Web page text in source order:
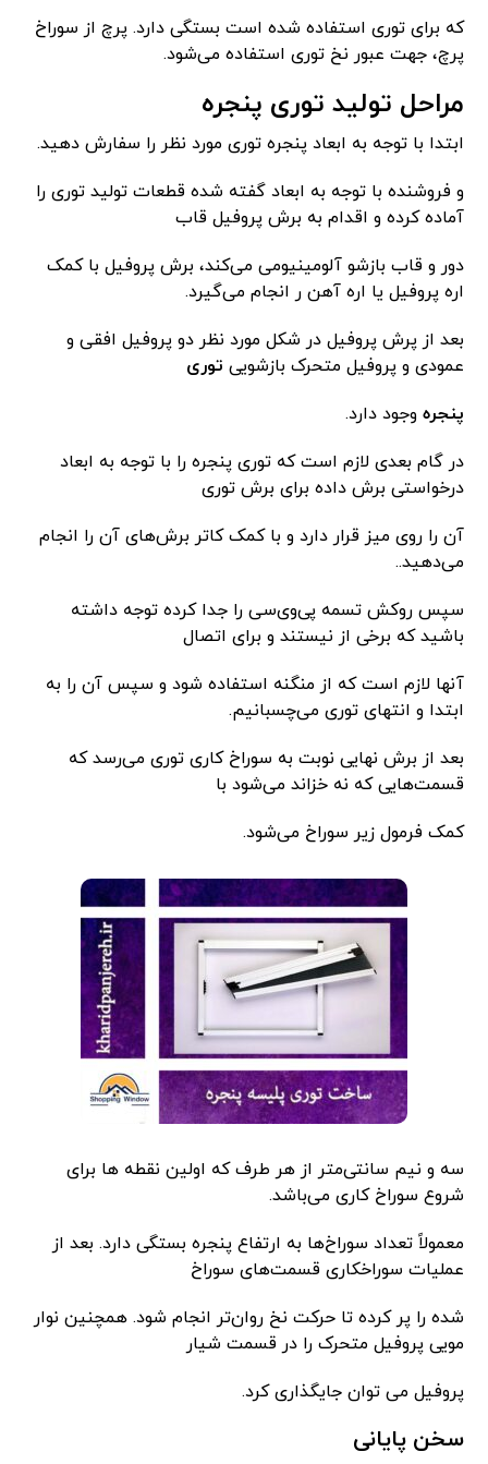
که برای توری استفاده شده است بستگی دارد. پرچ از سوراخ
پرچ، جهت عبور نخ توری استفاده می‌شود.
مراحل تولید توری پنجره
ابتدا با توجه به ابعاد پنجره توری مورد نظر را سفارش دهید.
و فروشنده با توجه به ابعاد گفته شده قطعات تولید توری را
آماده کرده و اقدام به برش پروفیل قاب
دور و قاب بازشو آلومینیومی می‌کند، برش پروفیل با کمک
اره پروفیل یا اره آهن ر انجام می‌گیرد.
بعد از پرش پروفیل در شکل مورد نظر دو پروفیل افقی و
عمودی و پروفیل متحرک بازشویی توری
پنجره وجود دارد.
در گام بعدی لازم است که توری پنجره را با توجه به ابعاد
درخواستی برش داده برای برش توری
آن را روی میز قرار دارد و با کمک کاتر برش‌های آن را انجام
می‌دهید..
سپس روکش تسمه پی‌وی‌سی را جدا کرده توجه داشته
باشید که برخی از نیستند و برای اتصال
آنها لازم است که از منگنه استفاده شود و سپس آن را به
ابتدا و انتهای توری می‌چسبانیم.
بعد از برش نهایی نوبت به سوراخ کاری توری می‌رسد که
قسمت‌هایی که نه خزاند می‌شود با
کمک فرمول زیر سوراخ می‌شود.
سه و نیم سانتی‌متر از هر طرف که اولین نقطه ها برای
شروع سوراخ کاری می‌باشد.
معمولاً تعداد سوراخ‌ها به ارتفاع پنجره بستگی دارد. بعد از
عملیات سوراخکاری قسمت‌های سوراخ
شده را پر کرده تا حرکت نخ روان‌تر انجام شود. همچنین نوار
مویی پروفیل متحرک را در قسمت شیار
پروفیل می توان جایگذاری کرد.
سخن پایانی